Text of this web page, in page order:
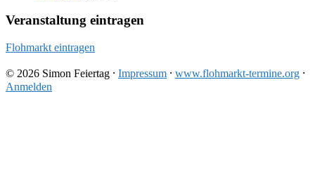
Veranstaltung eintragen
Flohmarkt eintragen
© 2026 Simon Feiertag ⸱ Impressum ⸱ www.flohmarkt-termine.org ⸱
Anmelden